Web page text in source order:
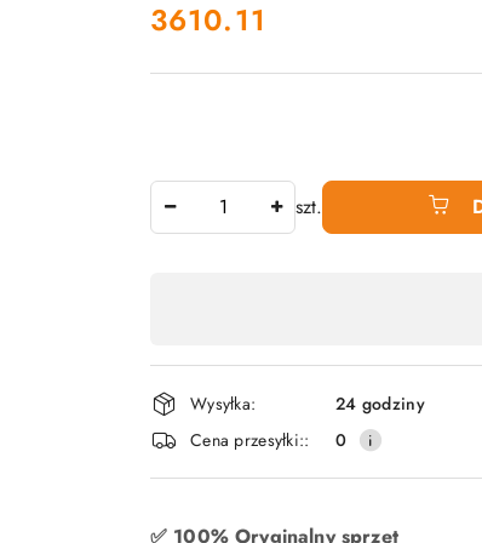
cena:
3610.11
szt.
,
płatność
i
dostawa
Wysyłka:
24 godziny
Cena przesyłki::
0
✅ 100% Oryginalny sprzęt